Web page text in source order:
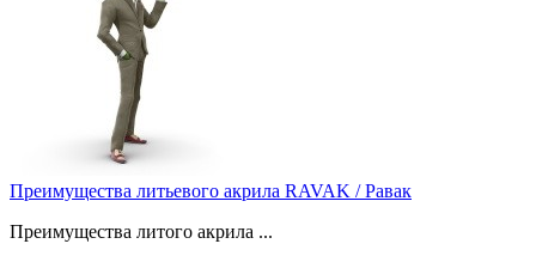
Преимущества литьевого акрила RAVAK / Равак
Преимущества литого акрила ...